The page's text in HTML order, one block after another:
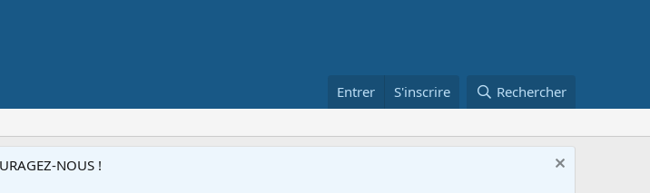
Entrer S'inscrire Rechercher
NOUS !